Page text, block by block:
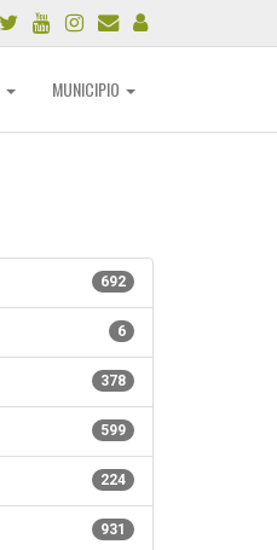
MUNICIPIO
692
6
378
599
224
931